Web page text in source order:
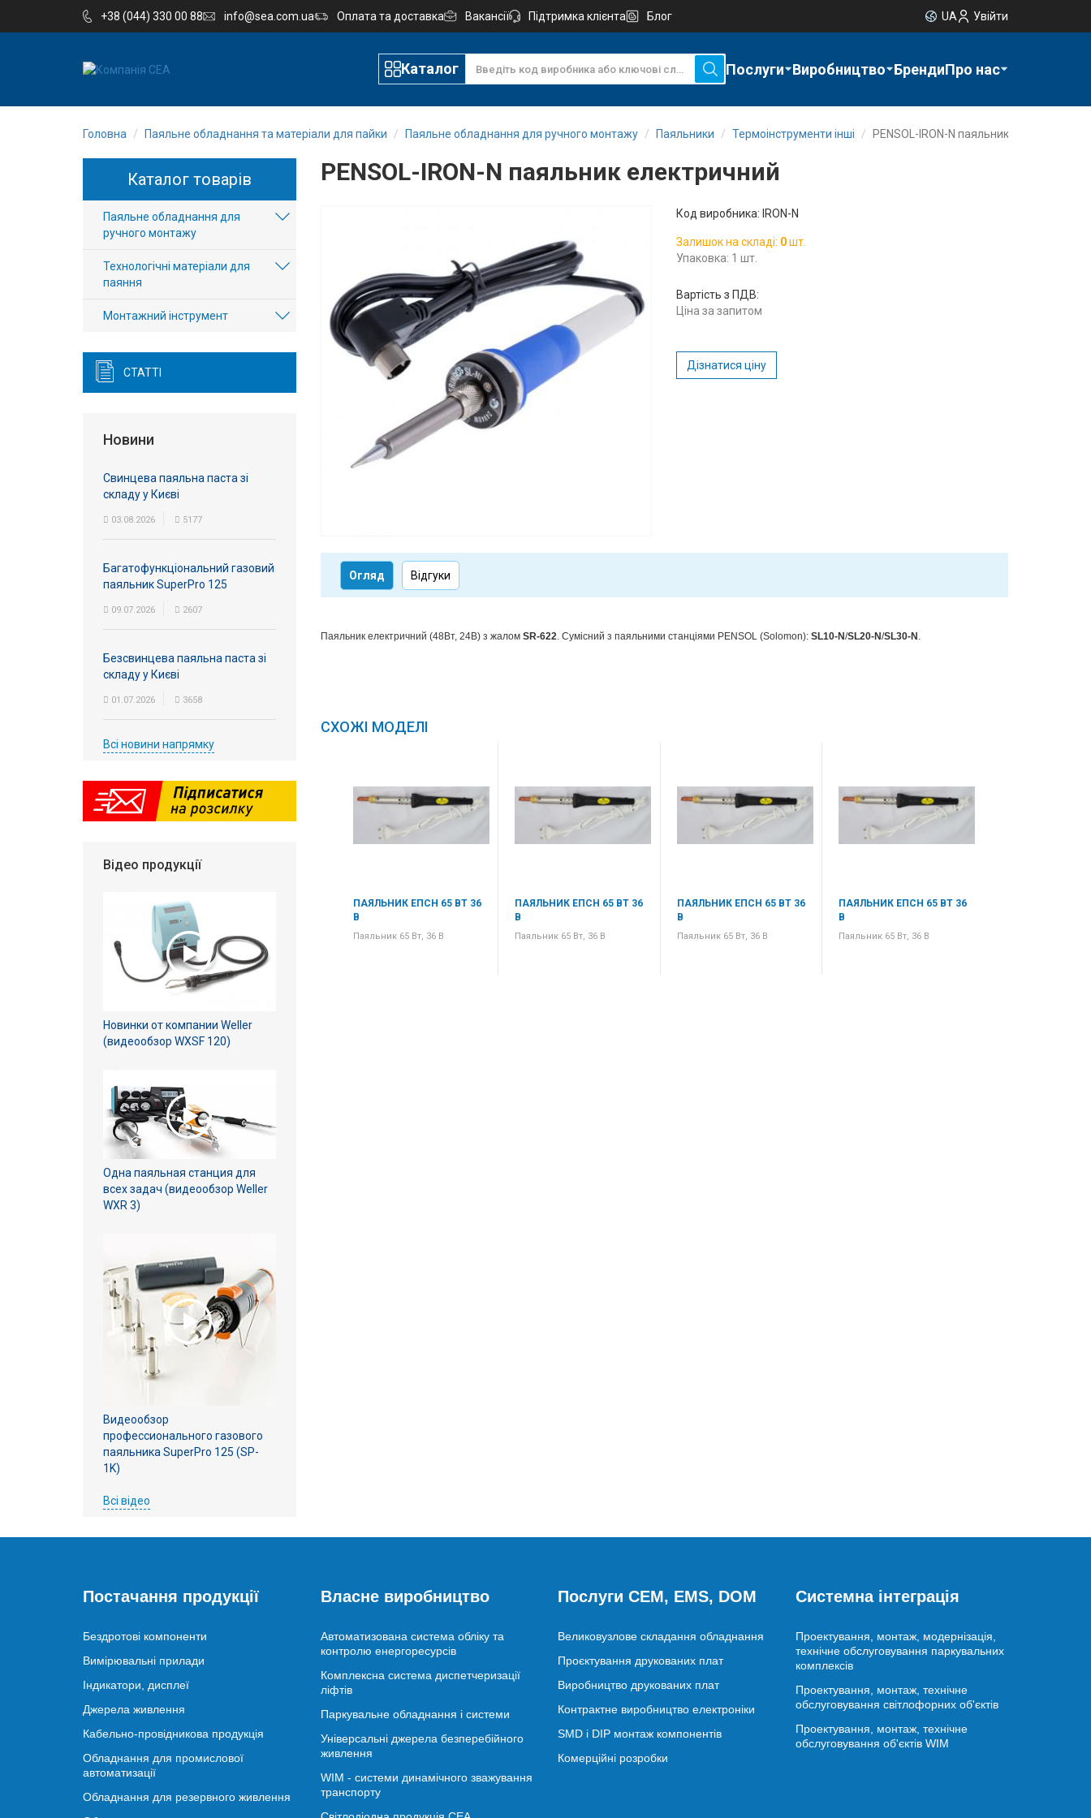
+38 (044) 330 00 88 info@sea.com.ua Оплата та доставка Вакансії Підтримка клієнта Блог UA Увійти
Каталог Послуги Виробництво БрендиПро нас
Компанія
Виробництво
Послуги
Виробники
Контакти
Доставка
Підтримка
Головна Паяльне обладнання та матеріали для пайки Паяльне обладнання для ручного монтажу Паяльники Термоінструменти інші PENSOL-IRON-N паяльник електричний
PENSOL-IRON-N паяльник електричний
Код виробника: IRON-N
Залишок на складі: 0шт.
Упаковка: 1 шт.
Вартість з ПДВ:
Ціна за запитом
Дізнатися ціну
Огляд Відгуки
Паяльник електричний (48Вт, 24В) з жалом SR-622. Сумісний з паяльними станціями PENSOL (Solomon): SL10-N/SL20-N/SL30-N .
СХОЖІ МОДЕЛІ
ПАЯЛЬНИК ЕПСН 65 ВТ 36
ПАЯЛЬНИК ЕПСН 65 ВТ 36
В
Паяльник 65 Вт, 36 В
ПАЯЛЬНИК ЕПСН 65 ВТ 36
В
Паяльник 65 Вт, 36 В
ПАЯЛЬНИК ЕПСН 65 ВТ 36
В
Паяльник 65 Вт, 36 В
ПАЯЛЬНИК ЕПСН 65 ВТ 36
В
Паяльник 65 Вт, 36 В
ПАЯЛЬНИК ЕПСН 65 ВТ 36
В
Паяльник 65 Вт, 36 В
Каталог товарів
Паяльне обладнання для
ручного монтажу
Технологічні матеріали для
паяння
Монтажний інструмент
СТАТТІ
Новини
Свинцева паяльна паста зі
складу у Києві
03.08.2026 5177
Багатофункціональний газовий
паяльник SuperPro 125
09.07.2026 2607
Безсвинцева паяльна паста зі
складу у Києві
01.07.2026 3658
Всі новини напрямку
Відео продукції
Новинки от компании Weller
(видеообзор WXSF 120)
Одна паяльная станция для
всех задач (видеообзор Weller
WXR 3)
Видеообзор
профессионального газового
паяльника SuperPro 125 (SP-
1K)
Всі відео
Постачання продукції
Бездротові компоненти
Вимірювальні прилади
Індикатори, дисплеї
Джерела живлення
Кабельно-провідникова продукція
Обладнання для промислової
автоматизації
Обладнання для резервного живлення
Власне виробництво
Автоматизована система обліку та
контролю енергоресурсів
Комплексна система диспетчеризації
ліфтів
Паркувальне обладнання і системи
Універсальні джерела безперебійного
живлення
WIM - системи динамічного зважування
транспорту
Послуги CEM, EMS, DOM
Великовузлове складання обладнання
Проєктування друкованих плат
Виробництво друкованих плат
Контрактне виробництво електроніки
SMD і DIP монтаж компонентів
Комерційні розробки
Системна інтеграція
Проектування, монтаж, модернізація,
технічне обслуговування паркувальних
комплексів
Проектування, монтаж, технічне
обслуговування світлофорних об'єктів
Проектування, монтаж, технічне
обслуговування об'єктів WIM